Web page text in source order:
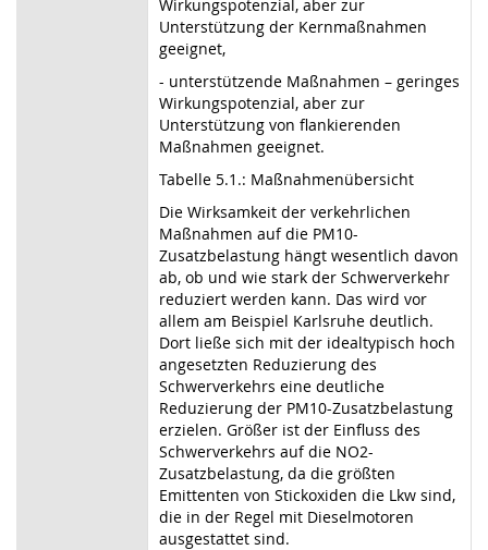
Wirkungspotenzial, aber zur
Unterstützung der Kernmaßnahmen
geeignet,
- unterstützende Maßnahmen – geringes
Wirkungspotenzial, aber zur
Unterstützung von flankierenden
Maßnahmen geeignet.
Tabelle 5.1.: Maßnahmenübersicht
Die Wirksamkeit der verkehrlichen
Maßnahmen auf die PM10-
Zusatzbelastung hängt wesentlich davon
ab, ob und wie stark der Schwerverkehr
reduziert werden kann. Das wird vor
allem am Beispiel Karlsruhe deutlich.
Dort ließe sich mit der idealtypisch hoch
angesetzten Reduzierung des
Schwerverkehrs eine deutliche
Reduzierung der PM10-Zusatzbelastung
erzielen. Größer ist der Einfluss des
Schwerverkehrs auf die NO2-
Zusatzbelastung, da die größten
Emittenten von Stickoxiden die Lkw sind,
die in der Regel mit Dieselmotoren
ausgestattet sind.